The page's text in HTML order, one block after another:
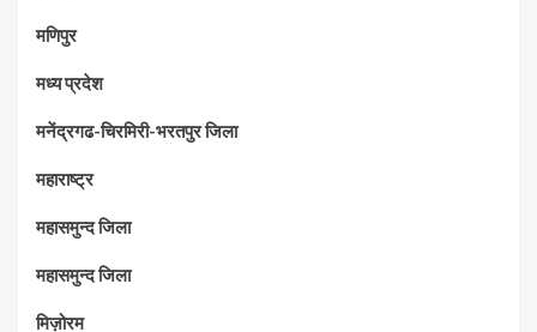
मणिपुर
मध्‍य प्रदेश
मनेंद्रगढ-चिरमिरी-भरतपुर जिला
महाराष्‍ट्र
महासमुन्द जिला
महासमुन्द जिला
मिज़ोरम